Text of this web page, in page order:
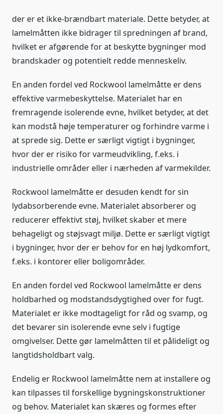
der er et ikke-brændbart materiale. Dette betyder, at
lamelmåtten ikke bidrager til spredningen af brand,
hvilket er afgørende for at beskytte bygninger mod
brandskader og potentielt redde menneskeliv.
En anden fordel ved Rockwool lamelmåtte er dens
effektive varmebeskyttelse. Materialet har en
fremragende isolerende evne, hvilket betyder, at det
kan modstå høje temperaturer og forhindre varme i
at sprede sig. Dette er særligt vigtigt i bygninger,
hvor der er risiko for varmeudvikling, f.eks. i
industrielle områder eller i nærheden af varmekilder.
Rockwool lamelmåtte er desuden kendt for sin
lydabsorberende evne. Materialet absorberer og
reducerer effektivt støj, hvilket skaber et mere
behageligt og støjsvagt miljø. Dette er særligt vigtigt
i bygninger, hvor der er behov for en høj lydkomfort,
f.eks. i kontorer eller boligområder.
En anden fordel ved Rockwool lamelmåtte er dens
holdbarhed og modstandsdygtighed over for fugt.
Materialet er ikke modtageligt for råd og svamp, og
det bevarer sin isolerende evne selv i fugtige
omgivelser. Dette gør lamelmåtten til et pålideligt og
langtidsholdbart valg.
Endelig er Rockwool lamelmåtte nem at installere og
kan tilpasses til forskellige bygningskonstruktioner
og behov. Materialet kan skæres og formes efter